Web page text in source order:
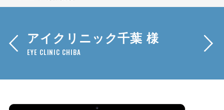
アイクリニック千葉 様
EYE CLINIC CHIBA